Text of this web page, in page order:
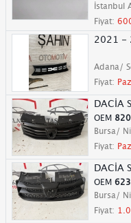
İstanbul
Fiyat:
Adana/
Fiyat:
DACİA
OEM
Bursa/
Fiyat:
DACİA
OEM
Bursa/
Fiyat: